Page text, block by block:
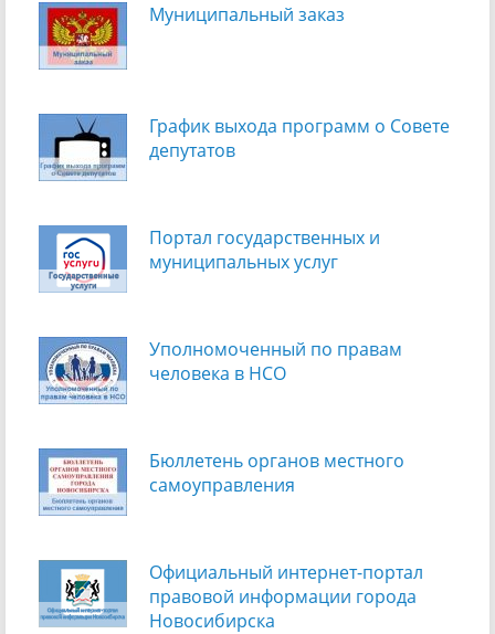
Муниципальный заказ
График выхода программ о Cовете
депутатов
Портал государственных и
муниципальных услуг
Уполномоченный по правам
человека в НСО
Бюллетень органов местного
самоуправления
Официальный интернет-портал
правовой информации города
Новосибирска